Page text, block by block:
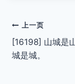
文
章
上一页
[16198] 山城是
城是城。